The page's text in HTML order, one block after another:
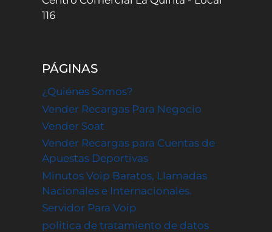
116
PÁGINAS
¿Quiénes Somos?
Vender Recargas Para Negocio
Vender Soat
Vender Recargas para Cuentas de
Apuestas Deportivas
Minutos Voip Baratos, Llamadas
Nacionales e Internacionales.
Servidor Para Voip
politica de tratamiento de datos